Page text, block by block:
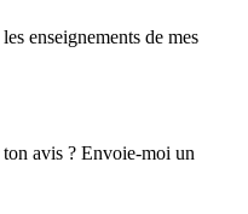
les enseignements de mes
ton avis ? Envoie-moi un